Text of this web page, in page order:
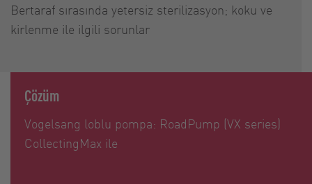
Bertaraf sırasında yetersiz sterilizasyon; koku ve
kirlenme ile ilgili sorunlar
Çözüm
Vogelsang loblu pompa: RoadPump (VX series)
CollectingMax ile